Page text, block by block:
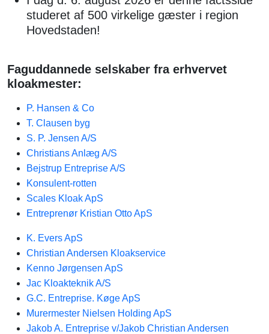
studeret af 500 virkelige gæster i region
Hovedstaden!
Faguddannede selskaber fra erhvervet
kloakmester:
P. Hansen & Co
T. Clausen byg
S. P. Jensen A/S
Christians Anlæg A/S
Bejstrup Entreprise A/S
Konsulent-rotten
Scales Kloak ApS
Entreprenør Kristian Otto ApS
K. Evers ApS
Christian Andersen Kloakservice
Kenno Jørgensen ApS
Jac Kloakteknik A/S
G.C. Entreprise. Køge ApS
Murermester Nielsen Holding ApS
Jakob A. Entreprise v/Jakob Christian Andersen